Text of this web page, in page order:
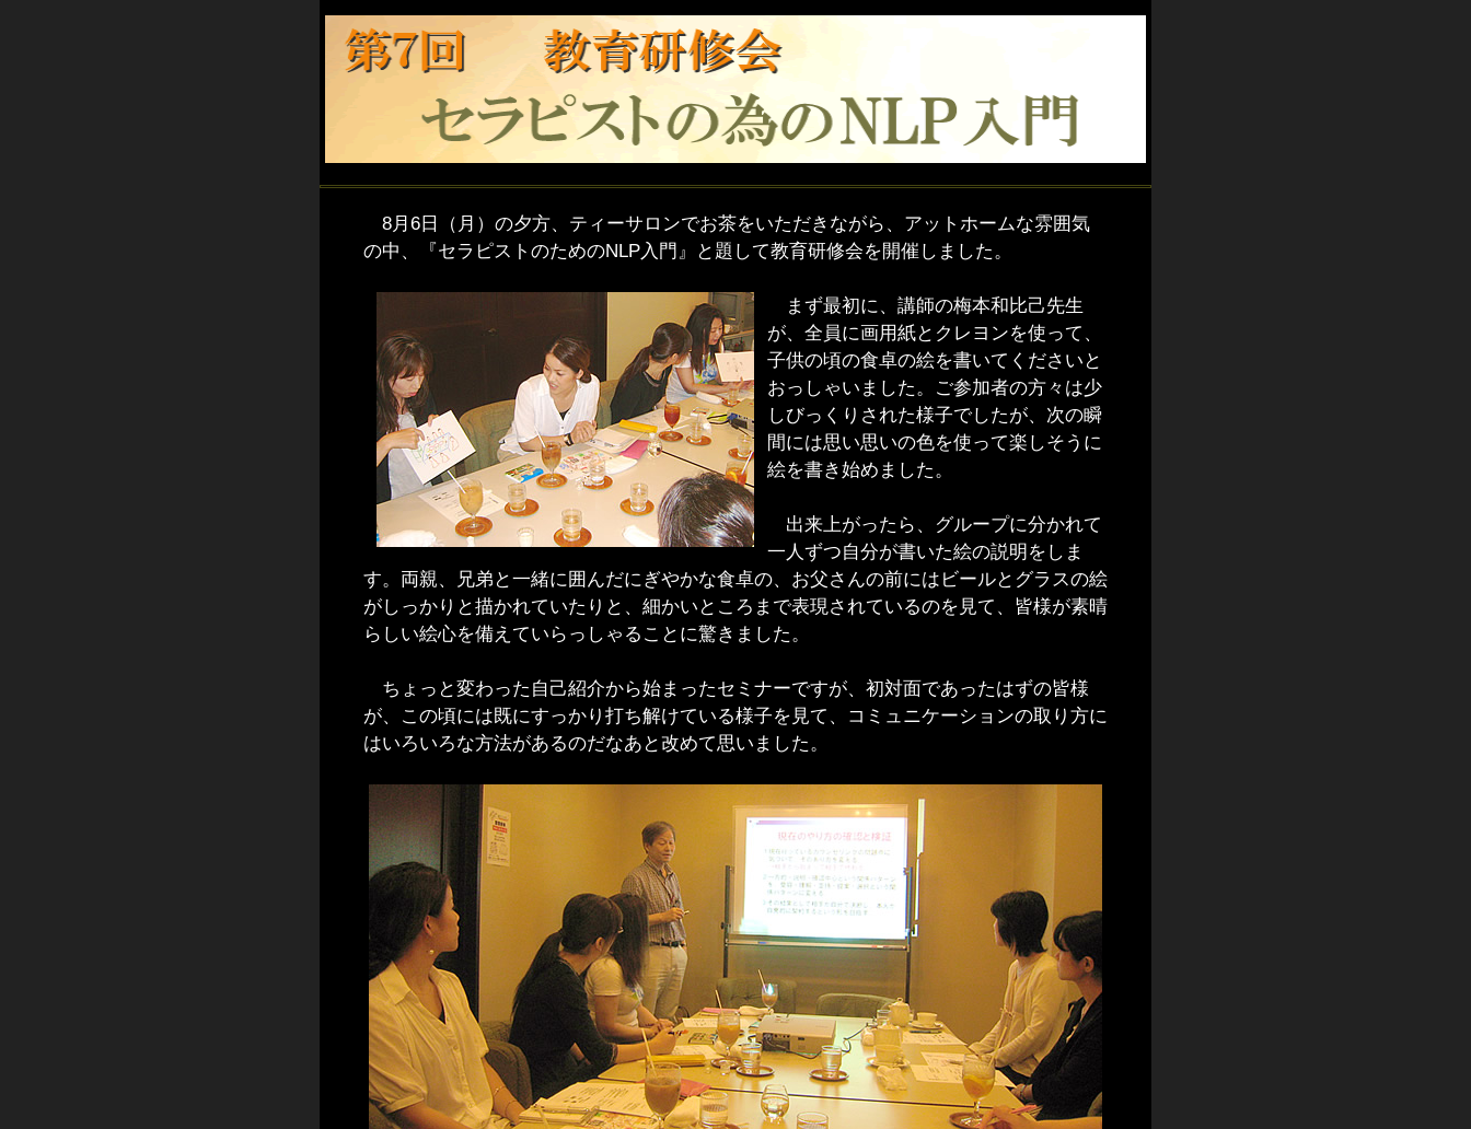
8月6日（月）の夕方、ティーサロンでお茶をいただきながら、アットホームな雰囲気
の中、『セラピストのためのNLP入門』と題して教育研修会を開催しました。
まず最初に、講師の梅本和比己先生
が、全員に画用紙とクレヨンを使って、
子供の頃の食卓の絵を書いてくださいと
おっしゃいました。ご参加者の方々は少
しびっくりされた様子でしたが、次の瞬
間には思い思いの色を使って楽しそうに
絵を書き始めました。
出来上がったら、グループに分かれて
一人ずつ自分が書いた絵の説明をしま
す。両親、兄弟と一緒に囲んだにぎやかな食卓の、お父さんの前にはビールとグラスの絵
がしっかりと描かれていたりと、細かいところまで表現されているのを見て、皆様が素晴
らしい絵心を備えていらっしゃることに驚きました。
ちょっと変わった自己紹介から始まったセミナーですが、初対面であったはずの皆様
が、この頃には既にすっかり打ち解けている様子を見て、コミュニケーションの取り方に
はいろいろな方法があるのだなあと改めて思いました。